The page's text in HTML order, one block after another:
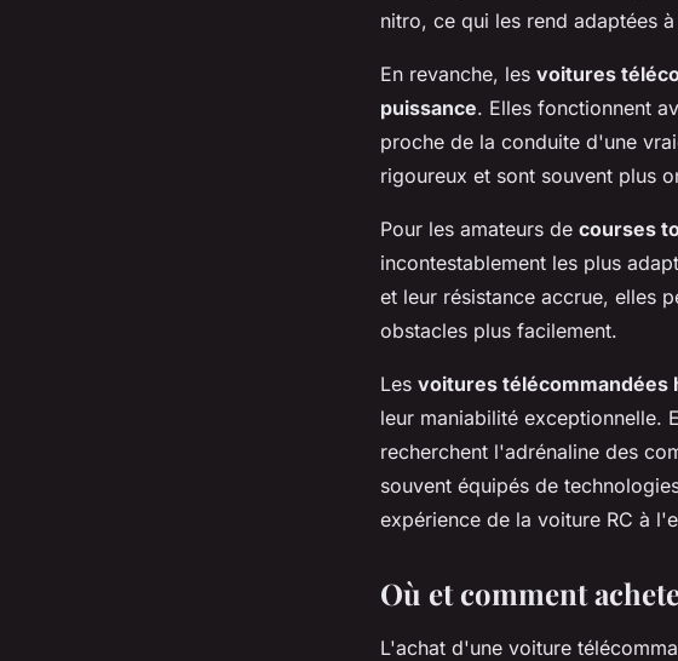
nitro, ce qui les rend adaptées
En revanche, les voitures
puissance. Elles fonctionnent
proche de la conduite d'une
rigoureux et sont souvent plus
Pour les amateurs de courses
incontestablement les plus
et leur résistance accrue, elles
obstacles plus facilement.
Les voitures télécommandées
leur maniabilité exceptionnelle.
recherchent l'adrénaline des
souvent équipés de
expérience de la voiture RC à
Où et comment
L'achat d'une voiture